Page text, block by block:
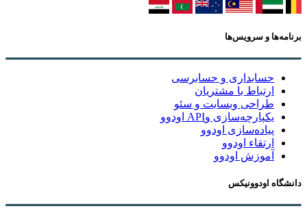
برنامه‌ها و سرویس‌ها
حسابداری و حسابرسی
ارتباط با مشتریان
طراحی وبسایت و سئو
یکپارچه‌سازی وAPI اودوو
پیاده‌سازی اودوو
ارتقاء اودوو
آموزش اودوو
دانشگاه اودوونیکس